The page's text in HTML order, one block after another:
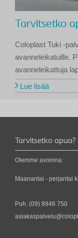
Tarvitsetko
Coloplast Tuki -
avanneleikatuille.
avanneleikattuja
Lue lisää
Tarvitsetko
Olemme avoinna:
Maanantai - perjantai
Puh. (09) 8946 750